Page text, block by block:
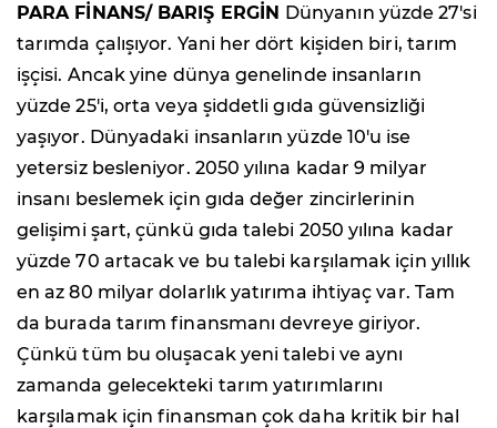
PARA FİNANS/ BARIŞ ERGİN Dünyanın yüzde 27'si
tarımda çalışıyor. Yani her dört kişiden biri, tarım
işçisi. Ancak yine dünya genelinde insanların
yüzde 25'i, orta veya şiddetli gıda güvensizliği
yaşıyor. Dünyadaki insanların yüzde 10'u ise
yetersiz besleniyor. 2050 yılına kadar 9 milyar
insanı beslemek için gıda değer zincirlerinin
gelişimi şart, çünkü gıda talebi 2050 yılına kadar
yüzde 70 artacak ve bu talebi karşılamak için yıllık
en az 80 milyar dolarlık yatırıma ihtiyaç var. Tam
da burada tarım finansmanı devreye giriyor.
Çünkü tüm bu oluşacak yeni talebi ve aynı
zamanda gelecekteki tarım yatırımlarını
karşılamak için finansman çok daha kritik bir hal